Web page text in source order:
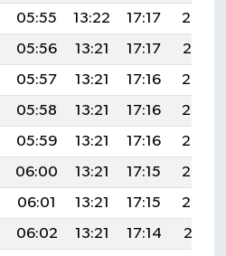
05:55 13:22 17:17
20:38
05:56 13:21 17:17
20:37
05:57 13:21 17:16
20:36
05:58 13:21 17:16
20:35
05:59 13:21 17:16
20:34
06:00 13:21 17:15
20:33
06:01 13:21 17:15
20:32
06:02 13:21 17:14
20:31